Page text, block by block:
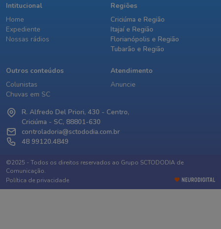
Intitucional
Home
Expediente
Nossas rádios
Regiões
Criciúma e Região
Itajaí e Região
Florianópolis e Região
Tubarão e Região
Outros conteúdos
Colunistas
Chuvas em SC
Atendimento
Anuncie
R. Alfredo Del Priori, 430 - Centro,
Criciúma - SC, 88801-630
controladoria@sctododia.com.br
48 99120.4849
©2025 - Todos os direitos reservados ao Grupo SCTODODIA de
Comunicação.
Política de privacidade